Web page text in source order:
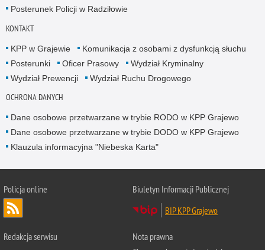
Posterunek Policji w Radziłowie
KONTAKT
KPP w Grajewie
Komunikacja z osobami z dysfunkcją słuchu
Posterunki
Oficer Prasowy
Wydział Kryminalny
Wydział Prewencji
Wydział Ruchu Drogowego
OCHRONA DANYCH
Dane osobowe przetwarzane w trybie RODO w KPP Grajewo
Dane osobowe przetwarzane w trybie DODO w KPP Grajewo
Klauzula informacyjna "Niebeska Karta"
Policja online
Biuletyn Informacji Publicznej
BIP KPP Grajewo
Redakcja serwisu
Nota prawna